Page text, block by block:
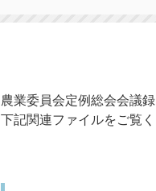
農業委員会定例総会会議
下記関連ファイルをご覧く